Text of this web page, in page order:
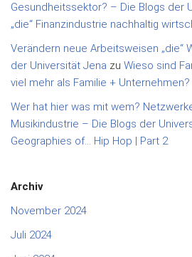
Gesundheitssektor? – Die Blogs der
„die“ Finanzindustrie nachhaltig
Verändern neue Arbeitsweisen „die“
der Universität Jena zu Wieso sind
viel mehr als Familie + Unternehmen?
Wer hat hier was mit wem?
Musikindustrie – Die Blogs der
Geographies of… Hip Hop | Part 2
Archiv
November 2024
Juli 2024